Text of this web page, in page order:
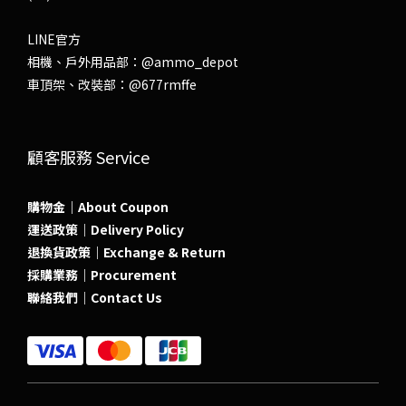
LINE官方
相機、戶外用品部： @ammo_depot
車頂架、改裝部： @677rmffe
顧客服務 Service
購物金｜About Coupon
運送政策｜Delivery Policy
退換貨政策｜Exchange & Return
採購業務｜Procurement
聯絡我們｜Contact Us